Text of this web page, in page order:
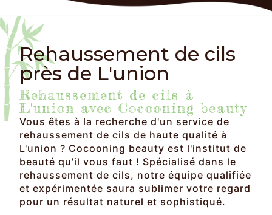
Rehaussement de cils
près de L'union
Rehaussement de cils à
L'union avec Cocooning beauty
Vous êtes à la recherche d'un service de
rehaussement de cils de haute qualité à
L'union ? Cocooning beauty est l'institut de
beauté qu'il vous faut ! Spécialisé dans le
rehaussement de cils, notre équipe qualifiée
et expérimentée saura sublimer votre regard
pour un résultat naturel et sophistiqué.